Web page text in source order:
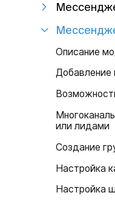
Описание
Добавление
или лидами
Создание
Настройка
Настройка